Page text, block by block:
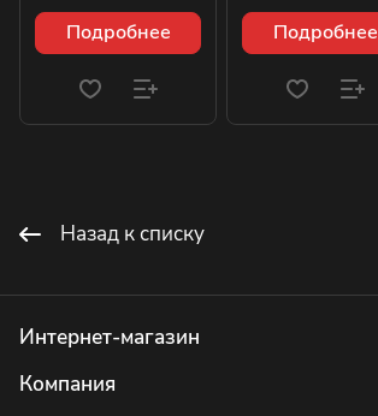
Подробнее Подробнее
Назад к списку
Интернет-магазин
Компания